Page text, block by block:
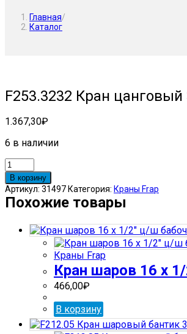
Главная/
Каталог
F253.3232 Кран
1.367,30₽
6 в наличии
Количество
товара
F253.3232
Кран
цанговый
В корзину
Артикул: 31497 Категория: Краны Frap
Похожие товары
Краны Frap
Кран шаров 16 х
466,00₽
В корзину